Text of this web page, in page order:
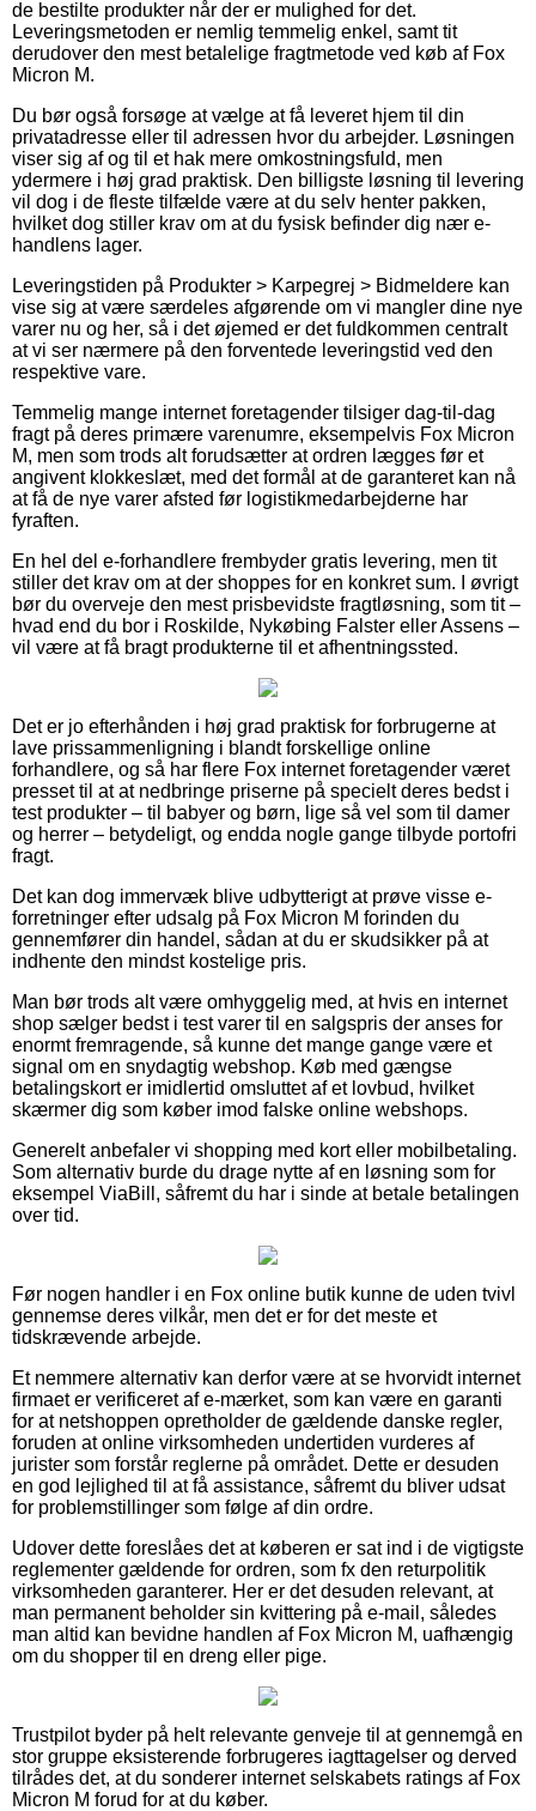
de bestilte produkter når der er mulighed for det.
Leveringsmetoden er nemlig temmelig enkel, samt tit
derudover den mest betalelige fragtmetode ved køb af Fox
Micron M.
Du bør også forsøge at vælge at få leveret hjem til din
privatadresse eller til adressen hvor du arbejder. Løsningen
viser sig af og til et hak mere omkostningsfuld, men
ydermere i høj grad praktisk. Den billigste løsning til levering
vil dog i de fleste tilfælde være at du selv henter pakken,
hvilket dog stiller krav om at du fysisk befinder dig nær e-
handlens lager.
Leveringstiden på Produkter > Karpegrej > Bidmeldere kan
vise sig at være særdeles afgørende om vi mangler dine nye
varer nu og her, så i det øjemed er det fuldkommen centralt
at vi ser nærmere på den forventede leveringstid ved den
respektive vare.
Temmelig mange internet foretagender tilsiger dag-til-dag
fragt på deres primære varenumre, eksempelvis Fox Micron
M, men som trods alt forudsætter at ordren lægges før et
angivent klokkeslæt, med det formål at de garanteret kan nå
at få de nye varer afsted før logistikmedarbejderne har
fyraften.
En hel del e-forhandlere frembyder gratis levering, men tit
stiller det krav om at der shoppes for en konkret sum. I øvrigt
bør du overveje den mest prisbevidste fragtløsning, som tit –
hvad end du bor i Roskilde, Nykøbing Falster eller Assens –
vil være at få bragt produkterne til et afhentningssted.
Det er jo efterhånden i høj grad praktisk for forbrugerne at
lave prissammenligning i blandt forskellige online
forhandlere, og så har flere Fox internet foretagender været
presset til at at nedbringe priserne på specielt deres bedst i
test produkter – til babyer og børn, lige så vel som til damer
og herrer – betydeligt, og endda nogle gange tilbyde portofri
fragt.
Det kan dog immervæk blive udbytterigt at prøve visse e-
forretninger efter udsalg på Fox Micron M forinden du
gennemfører din handel, sådan at du er skudsikker på at
indhente den mindst kostelige pris.
Man bør trods alt være omhyggelig med, at hvis en internet
shop sælger bedst i test varer til en salgspris der anses for
enormt fremragende, så kunne det mange gange være et
signal om en snydagtig webshop. Køb med gængse
betalingskort er imidlertid omsluttet af et lovbud, hvilket
skærmer dig som køber imod falske online webshops.
Generelt anbefaler vi shopping med kort eller mobilbetaling.
Som alternativ burde du drage nytte af en løsning som for
eksempel ViaBill, såfremt du har i sinde at betale betalingen
over tid.
Før nogen handler i en Fox online butik kunne de uden tvivl
gennemse deres vilkår, men det er for det meste et
tidskrævende arbejde.
Et nemmere alternativ kan derfor være at se hvorvidt internet
firmaet er verificeret af e-mærket, som kan være en garanti
for at netshoppen opretholder de gældende danske regler,
foruden at online virksomheden undertiden vurderes af
jurister som forstår reglerne på området. Dette er desuden
en god lejlighed til at få assistance, såfremt du bliver udsat
for problemstillinger som følge af din ordre.
Udover dette foreslåes det at køberen er sat ind i de vigtigste
reglementer gældende for ordren, som fx den returpolitik
virksomheden garanterer. Her er det desuden relevant, at
man permanent beholder sin kvittering på e-mail, således
man altid kan bevidne handlen af Fox Micron M, uafhængig
om du shopper til en dreng eller pige.
Trustpilot byder på helt relevante genveje til at gennemgå en
stor gruppe eksisterende forbrugeres iagttagelser og derved
tilrådes det, at du sonderer internet selskabets ratings af Fox
Micron M forud for at du køber.